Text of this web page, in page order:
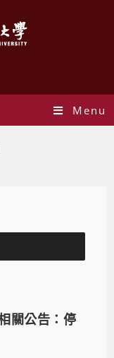
Menu
關公告：停